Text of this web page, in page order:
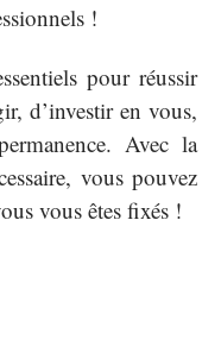
!
pour réussir
d’investir en vous,
Avec la
vous pouvez
vous êtes fixés !